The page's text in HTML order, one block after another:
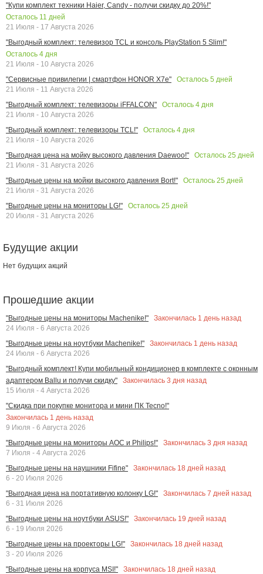
"Купи комплект техники Haier, Candy - получи скидку до 20%!"
Осталось 11 дней
21 Июля - 17 Августа 2026
"Выгодный комплект: телевизор TCL и консоль PlayStation 5 Slim!"
Осталось 4 дня
21 Июля - 10 Августа 2026
"Сервисные привилегии | смартфон HONOR X7e"
Осталось 5 дней
21 Июля - 11 Августа 2026
"Выгодный комплект: телевизоры iFFALCON"
Осталось 4 дня
21 Июля - 10 Августа 2026
"Выгодный комплект: телевизоры TCL!"
Осталось 4 дня
21 Июля - 10 Августа 2026
"Выгодная цена на мойку высокого давления Daewoo!"
Осталось 25 дней
21 Июля - 31 Августа 2026
"Выгодные цены на мойки высокого давления Bort!"
Осталось 25 дней
21 Июля - 31 Августа 2026
"Выгодные цены на мониторы LG!"
Осталось 25 дней
20 Июля - 31 Августа 2026
Будущие акции
Нет будущих акций
Прошедшие акции
"Выгодные цены на мониторы Machenike!" Закончилась 1 день назад
24 Июля - 6 Августа 2026
"Выгодные цены на ноутбуки Machenike!"
Закончилась 1 день назад
24 Июля - 6 Августа 2026
"Выгодный комплект! Купи мобильный кондиционер в комплекте с оконным
адаптером Ballu и получи скидку"
Закончилась 3 дня назад
15 Июля - 4 Августа 2026
"Скидка при покупке монитора и мини ПК Tecno!"
Закончилась 1 день назад
9 Июля - 6 Августа 2026
"Выгодные цены на мониторы AOC и Philips!"
Закончилась 3 дня назад
7 Июля - 4 Августа 2026
"Выгодные цены на наушники Fifine"
Закончилась 18 дней назад
6 - 20 Июля 2026
"Выгодная цена на портативную колонку LG!"
Закончилась 7 дней назад
6 - 31 Июля 2026
"Выгодные цены на ноутбуки ASUS!"
Закончилась 19 дней назад
6 - 19 Июля 2026
"Выгодные цены на проекторы LG!"
Закончилась 18 дней назад
3 - 20 Июля 2026
"Выгодные цены на корпуса MSI!"
Закончилась 18 дней назад